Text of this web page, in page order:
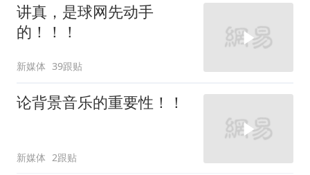
讲真，是球网先动手
的！！！
新媒体 39跟贴
论背景音乐的重要性！！
新媒体 2跟贴